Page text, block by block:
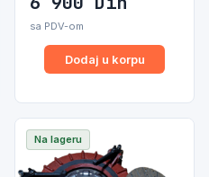
sa PDV-om
Dodaj u korpu
Na lageru